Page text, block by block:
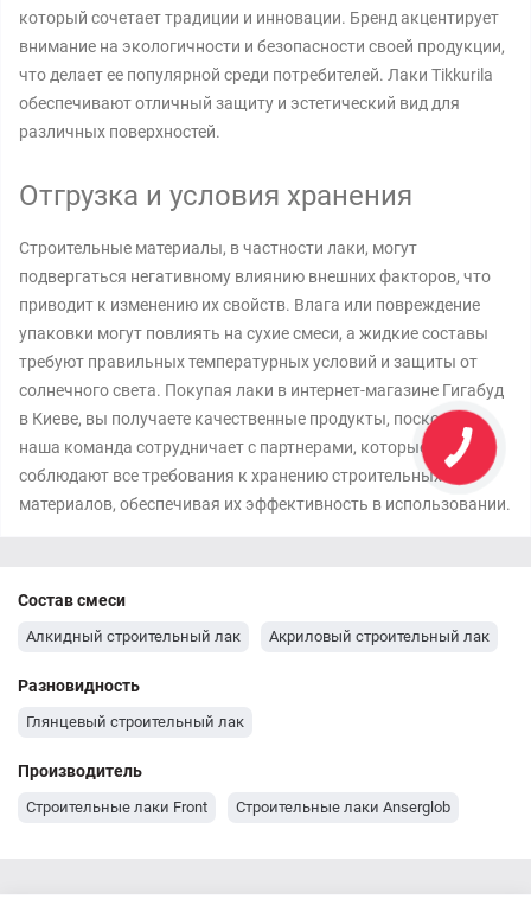
который сочетает традиции и инновации. Бренд акцентирует
внимание на экологичности и безопасности своей продукции,
что делает ее популярной среди потребителей. Лаки Tikkurila
обеспечивают отличный защиту и эстетический вид для
различных поверхностей.
Отгрузка и условия хранения
Строительные материалы, в частности лаки, могут
подвергаться негативному влиянию внешних факторов, что
приводит к изменению их свойств. Влага или повреждение
упаковки могут повлиять на сухие смеси, а жидкие составы
требуют правильных температурных условий и защиты от
солнечного света. Покупая лаки в интернет-магазине Гигабуд
в Киеве, вы получаете качественные продукты, поскольку
наша команда сотрудничает с партнерами, которые
соблюдают все требования к хранению строительных
материалов, обеспечивая их эффективность в использовании.
Состав смеси
Алкидный строительный лак Акриловый строительный лак
Разновидность
Глянцевый строительный лак
Производитель
Строительные лаки Front Строительные лаки Anserglob